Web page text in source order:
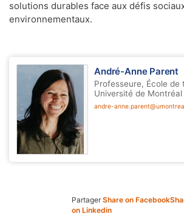
solutions durables face aux défis
environnementaux.
André-Anne Parent
Professeure, École de
Université de Montréal
andre-
Partager Share on Facebook
on Linkedin